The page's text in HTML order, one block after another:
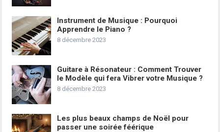
Instrument de Musique : Pourquoi
Apprendre le Piano ?
8 décembre 2023
Guitare à Résonateur : Comment Trouver
le Modèle qui fera Vibrer votre Musique ?
8 décembre 2023
Les plus beaux champs de Noël pour
passer une soirée féérique